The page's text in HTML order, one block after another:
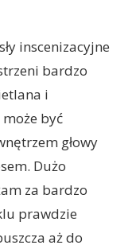
inscenizacyjne
bardzo
i
być
głowy
Dużo
za bardzo
prawdzie
aż do